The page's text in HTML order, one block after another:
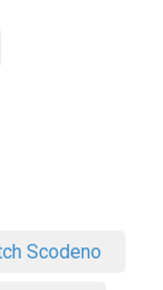
Scodeno